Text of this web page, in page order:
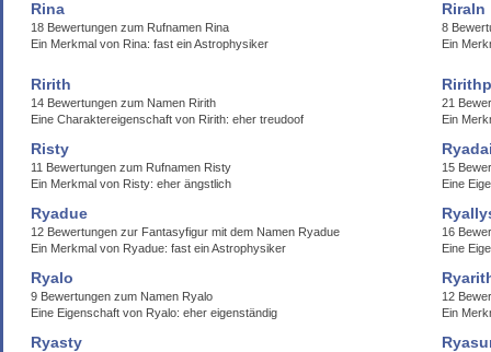
Rina
18 Bewertungen zum Rufnamen Rina
Ein Merkmal von Rina: fast ein Astrophysiker
Riraln
8
Ein
Ririth
14 Bewertungen zum Namen Ririth
Eine Charaktereigenschaft von Ririth: eher treudoof
Ririthp
21
Ein
Risty
11 Bewertungen zum Rufnamen Risty
Ein Merkmal von Risty: eher ängstlich
15
Eine
Ryadue
12 Bewertungen zur Fantasyfigur mit dem Namen Ryadue
Ein Merkmal von Ryadue: fast ein Astrophysiker
16
Eine
Ryalo
9 Bewertungen zum Namen Ryalo
Eine Eigenschaft von Ryalo: eher eigenständig
12
Ein
Ryasty